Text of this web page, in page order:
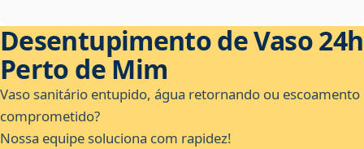
Desentupimento de Vaso 24h
Perto de Mim
Vaso sanitário entupido, água retornando ou escoamento
comprometido?
Nossa equipe soluciona com rapidez!